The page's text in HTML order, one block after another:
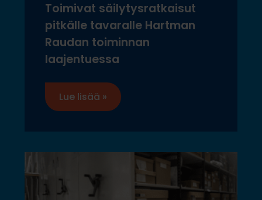
Toimivat säilytysratkaisut
pitkälle tavaralle Hartman
Raudan toiminnan
laajentuessa
Lue lisää »